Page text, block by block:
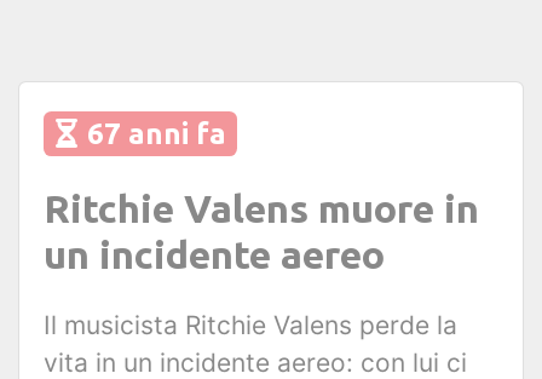
67 anni fa
Ritchie Valens muore in
un incidente aereo
Il musicista Ritchie Valens perde la
vita in un incidente aereo: con lui ci